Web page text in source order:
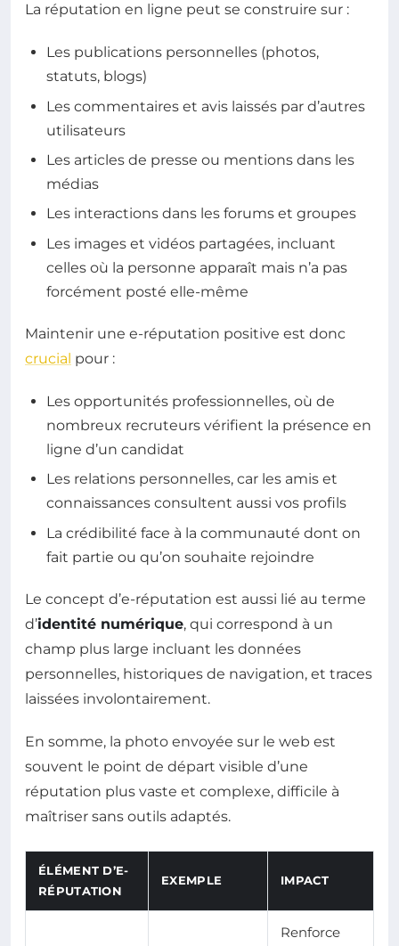
La réputation en ligne peut se construire sur :
Les publications personnelles (photos,
statuts, blogs)
Les commentaires et avis laissés par d’autres
utilisateurs
Les articles de presse ou mentions dans les
médias
Les interactions dans les forums et groupes
Les images et vidéos partagées, incluant
celles où la personne apparaît mais n’a pas
forcément posté elle-même
Maintenir une e-réputation positive est donc
crucial pour :
Les opportunités professionnelles, où de
nombreux recruteurs vérifient la présence en
ligne d’un candidat
Les relations personnelles, car les amis et
connaissances consultent aussi vos profils
La crédibilité face à la communauté dont on
fait partie ou qu’on souhaite rejoindre
Le concept d’e-réputation est aussi lié au terme
d’identité numérique, qui correspond à un
champ plus large incluant les données
personnelles, historiques de navigation, et traces
laissées involontairement.
En somme, la photo envoyée sur le web est
souvent le point de départ visible d’une
réputation plus vaste et complexe, difficile à
maîtriser sans outils adaptés.
ÉLÉMENT D’E-
RÉPUTATION
EXEMPLE IMPACT
Renforce